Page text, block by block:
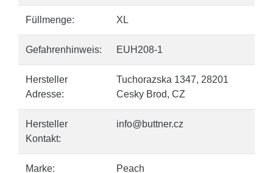
Füllmenge: XL
Gefahrenhinweis: EUH208-1
Hersteller
Adresse:
Tuchorazska 1347, 28201
Cesky Brod, CZ
Hersteller
Kontakt:
info@buttner.cz
Marke: Peach